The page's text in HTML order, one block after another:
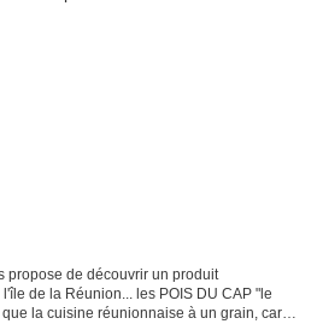
propose de découvrir un produit
de la Réunion... les POIS DU CAP "le
la cuisine réunionnaise à un grain, car